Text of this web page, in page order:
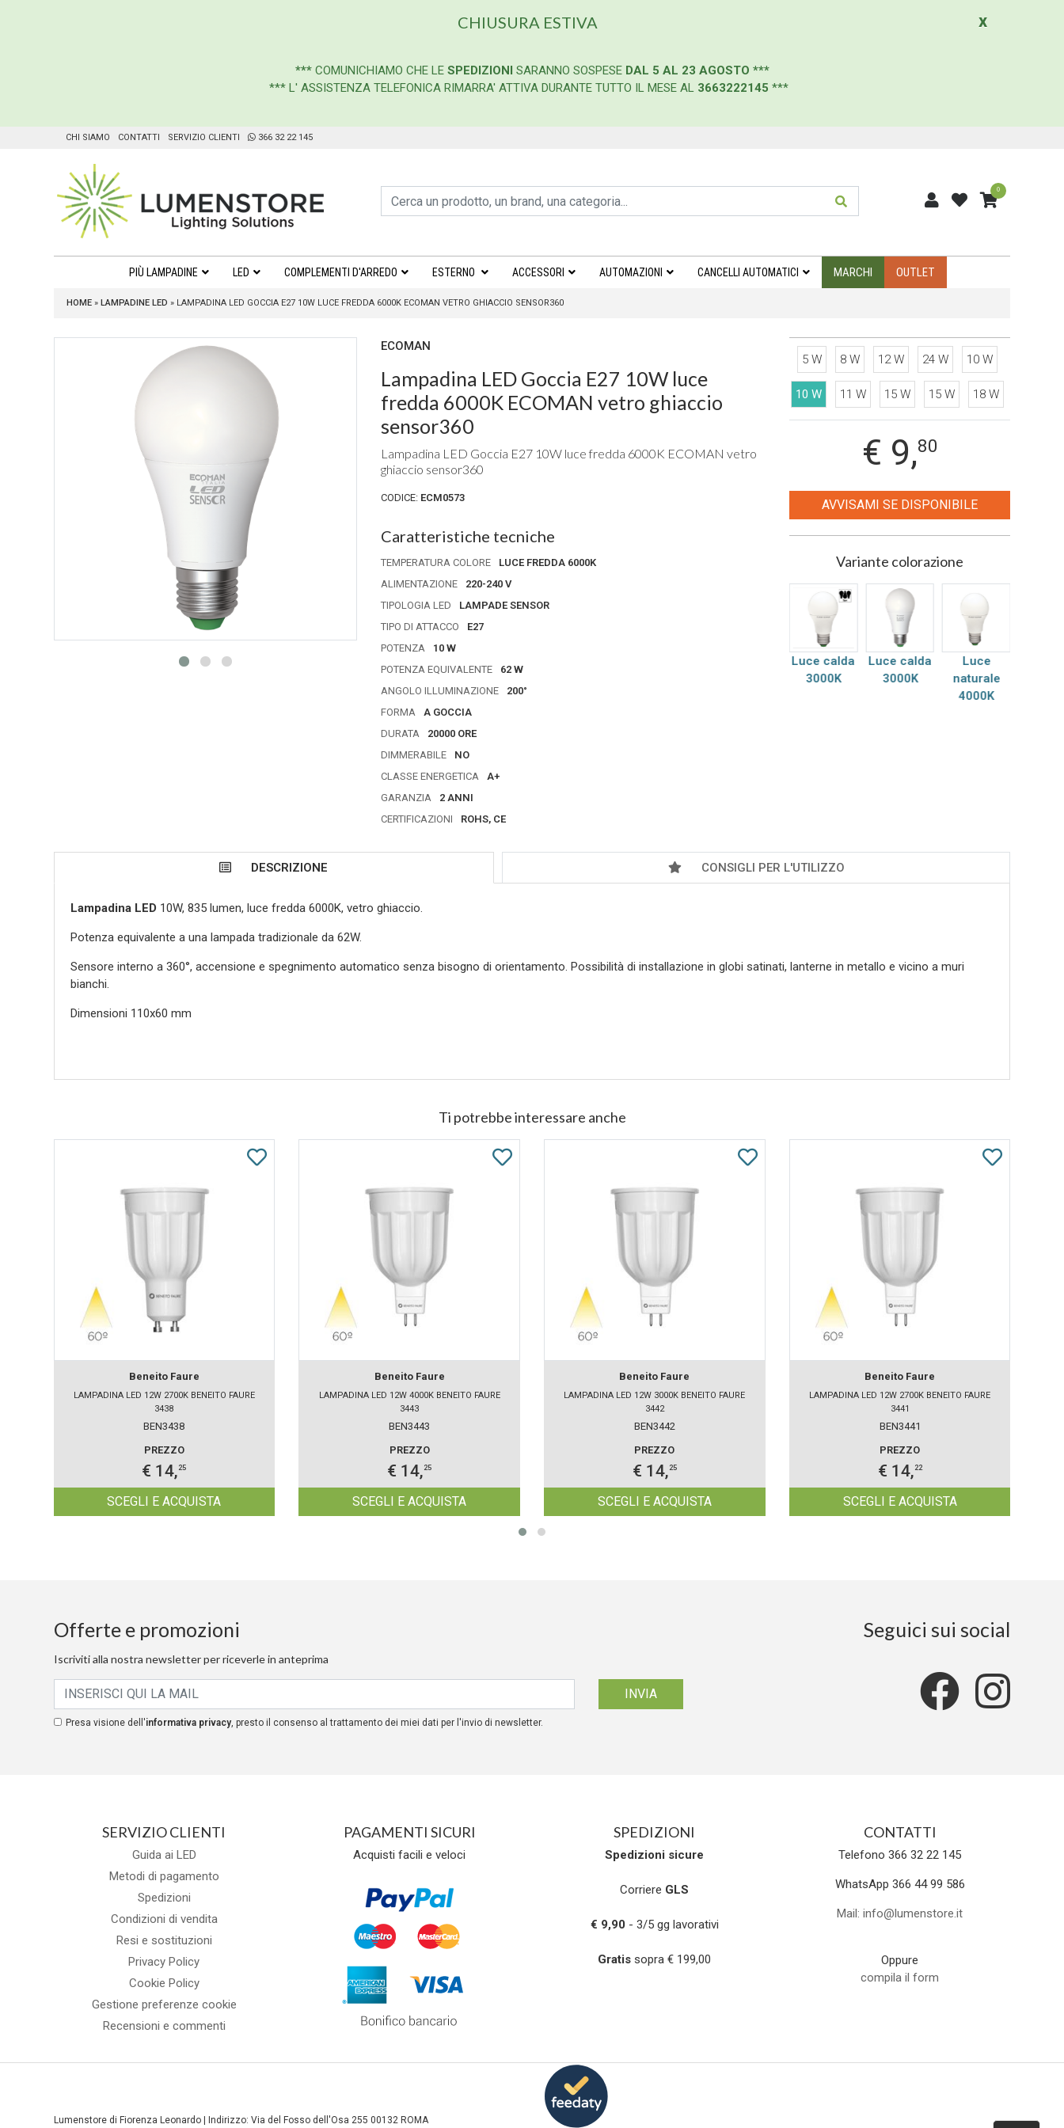
x
CHIUSURA ESTIVA
*** COMUNICHIAMO CHE LE SPEDIZIONI SARANNO SOSPESE DAL 5 AL 23 AGOSTO ***
*** L' ASSISTENZA TELEFONICA RIMARRA' ATTIVA DURANTE TUTTO IL MESE AL 3663222145 ***
CHI SIAMO CONTATTI SERVIZIO CLIENTI 366 32 22 145
0
PIÙ LAMPADINE LED COMPLEMENTI D'ARREDO ESTERNO ACCESSORI AUTOMAZIONI CANCELLI AUTOMATICI MARCHI OUTLET
HOME» LAMPADINE LED » LAMPADINA LED GOCCIA E27 10W LUCE FREDDA 6000K ECOMAN VETRO GHIACCIO SENSOR360
ECOMAN
Lampadina LED Goccia E27 10W luce
fredda 6000K ECOMAN vetro ghiaccio
sensor360
Lampadina LED Goccia E27 10W luce fredda 6000K ECOMAN vetro
ghiaccio sensor360
CODICE: ECM0573
Caratteristiche tecniche
TEMPERATURA COLORE
LUCE FREDDA 6000K
ALIMENTAZIONE
220-240 V
TIPOLOGIA LED
LAMPADE SENSOR
TIPO DI ATTACCO
E27
POTENZA
10 W
POTENZA EQUIVALENTE
62 W
ANGOLO ILLUMINAZIONE
200°
FORMA
A GOCCIA
DURATA
20000 ORE
DIMMERABILE
NO
CLASSE ENERGETICA
A+
GARANZIA
2 ANNI
CERTIFICAZIONI
ROHS, CE
5 W 8 W 12 W 24 W 10 W
10 W 11 W 15 W 15 W 18 W
€ 9,80
AVVISAMI SE DISPONIBILE
Variante colorazione
Luce calda
3000K
Luce calda
3000K
Luce
naturale
4000K
DESCRIZIONE CONSIGLI PER L'UTILIZZO
Lampadina LED 10W, 835 lumen, luce fredda 6000K, vetro ghiaccio.
Potenza equivalente a una lampada tradizionale da 62W.
Sensore interno a 360°, accensione e spegnimento automatico senza bisogno di orientamento. Possibilità di installazione in globi satinati, lanterne in metallo e vicino a muri
bianchi.
Dimensioni 110x60 mm
Ti potrebbe interessare anche
Beneito Faure
LAMPADINA LED 12W 2700K BENEITO FAURE
3438
BEN3438
PREZZO
€ 14,25
SCEGLI E ACQUISTA
Beneito Faure
LAMPADINA LED 12W 4000K BENEITO FAURE
3443
BEN3443
PREZZO
€ 14,25
SCEGLI E ACQUISTA
Beneito Faure
LAMPADINA LED 12W 3000K BENEITO FAURE
3442
BEN3442
PREZZO
€ 14,25
SCEGLI E ACQUISTA
Beneito Faure
LAMPADINA LED 12W 2700K BENEITO FAURE
3441
BEN3441
PREZZO
€ 14,22
SCEGLI E ACQUISTA
Offerte e promozioni
Iscriviti alla nostra newsletter per riceverle in anteprima
Presa visione dell'informativa privacy, presto il consenso al trattamento dei miei dati per l'invio di newsletter.
Seguici sui social
SERVIZIO CLIENTI
Guida ai LED
Metodi di pagamento
Spedizioni
Condizioni di vendita
Resi e sostituzioni
Privacy Policy
Cookie Policy
Gestione preferenze cookie
Recensioni e commenti
PAGAMENTI SICURI
Acquisti facili e veloci
SPEDIZIONI
Spedizioni sicure
Corriere GLS
€ 9,90 - 3/5 gg lavorativi
Gratis sopra € 199,00
CONTATTI
Telefono 366 32 22 145
WhatsApp 366 44 99 586
Mail: info@lumenstore.it
Oppure
compila il form
Lumenstore di Fiorenza Leonardo | Indirizzo: Via del Fosso dell'Osa 255 00132 ROMA